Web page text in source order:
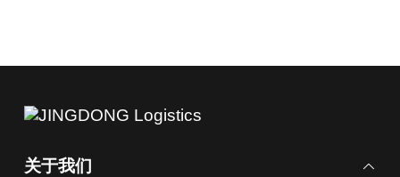
关于我们